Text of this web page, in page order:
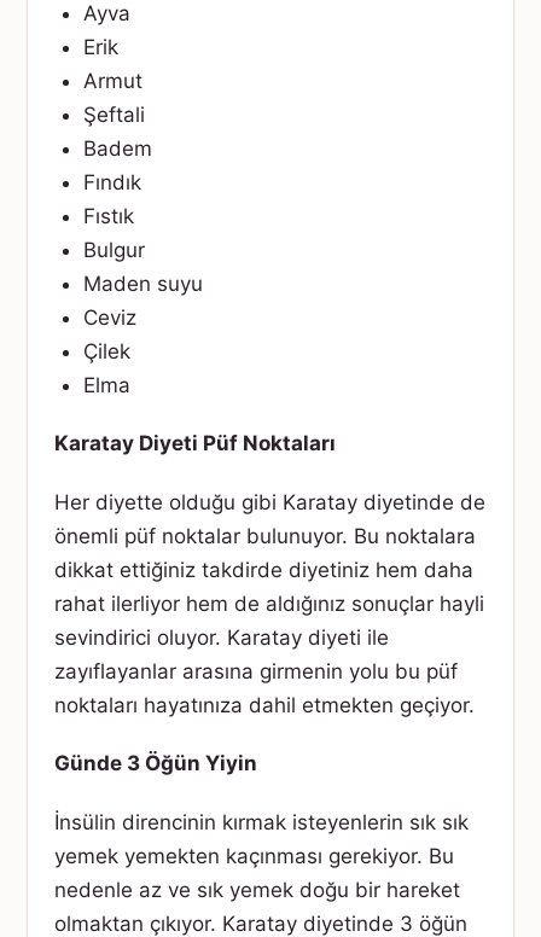
Ayva
Erik
Armut
Şeftali
Badem
Fındık
Fıstık
Bulgur
Maden suyu
Ceviz
Çilek
Elma
Karatay Diyeti Püf Noktaları
Her diyette olduğu gibi Karatay diyetinde de
önemli püf noktalar bulunuyor. Bu noktalara
dikkat ettiğiniz takdirde diyetiniz hem daha
rahat ilerliyor hem de aldığınız sonuçlar hayli
sevindirici oluyor. Karatay diyeti ile
zayıflayanlar arasına girmenin yolu bu püf
noktaları hayatınıza dahil etmekten geçiyor.
Günde 3 Öğün Yiyin
İnsülin direncinin kırmak isteyenlerin sık sık
yemek yemekten kaçınması gerekiyor. Bu
nedenle az ve sık yemek doğu bir hareket
olmaktan çıkıyor. Karatay diyetinde 3 öğün